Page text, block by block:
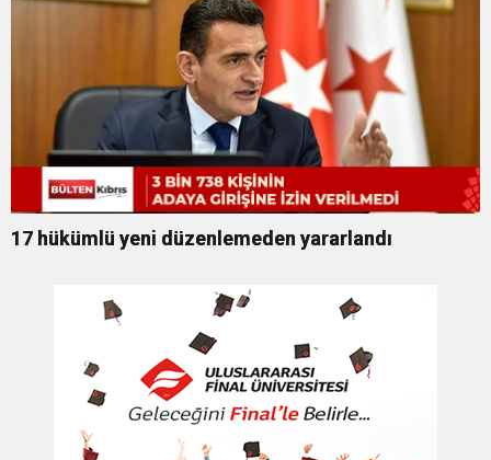
17 hükümlü yeni düzenlemeden yararlandı